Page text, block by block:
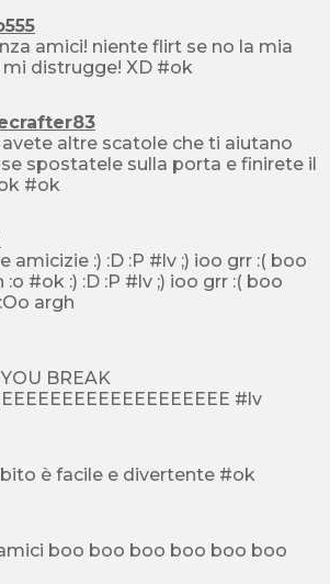
amici! niente flirt se no la mia
ragazza mi distrugge! XD #ok
altre scatole che ti aiutano
spostatele sulla porta e finirete il
livello #ok #ok
:D :P #lv ;) ioo grr :( boo
:Oo :Oo :Oo argh
YOU BREAK
#lv
finito subito è facile e divertente #ok
boo boo boo boo